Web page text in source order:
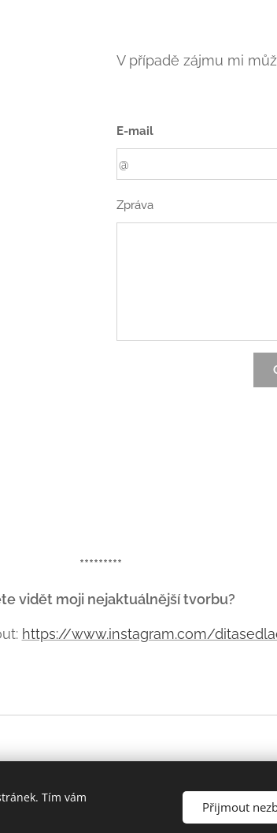
V případě zájmu mi
E-mail
Zpráva
*********
vidět moji nejaktuálnější tvorbu?
https://www.instagram.com/
Tím vám
Přijmout